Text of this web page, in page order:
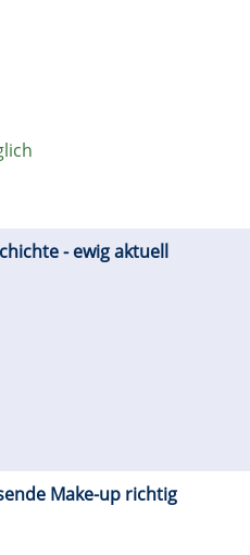
- ewig aktuell
Make-up richtig